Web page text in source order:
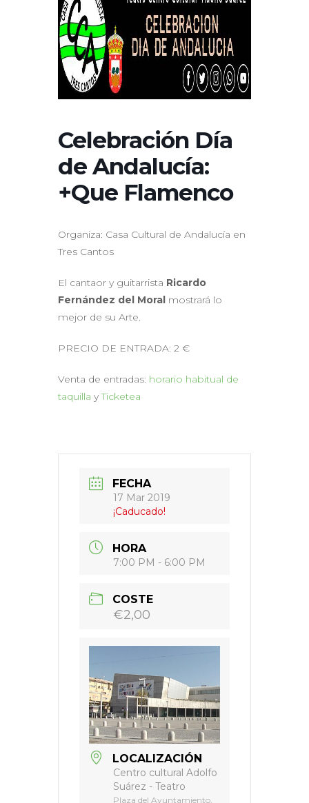
Celebración Día
de Andalucía:
+Que Flamenco
Organiza: Casa Cultural de Andalucía en
Tres Cantos
El cantaor y guitarrista Ricardo
Fernández del Moral mostrará lo
mejor de su Arte.
PRECIO DE ENTRADA: 2 €
Venta de entradas: horario habitual de
taquilla yTicketea
FECHA
17 Mar 2019
¡Caducado!
HORA
7:00 PM - 6:00 PM
COSTE
€2,00
LOCALIZACIÓN
Centro cultural Adolfo
Suárez - Teatro
Plaza del Ayuntamiento,